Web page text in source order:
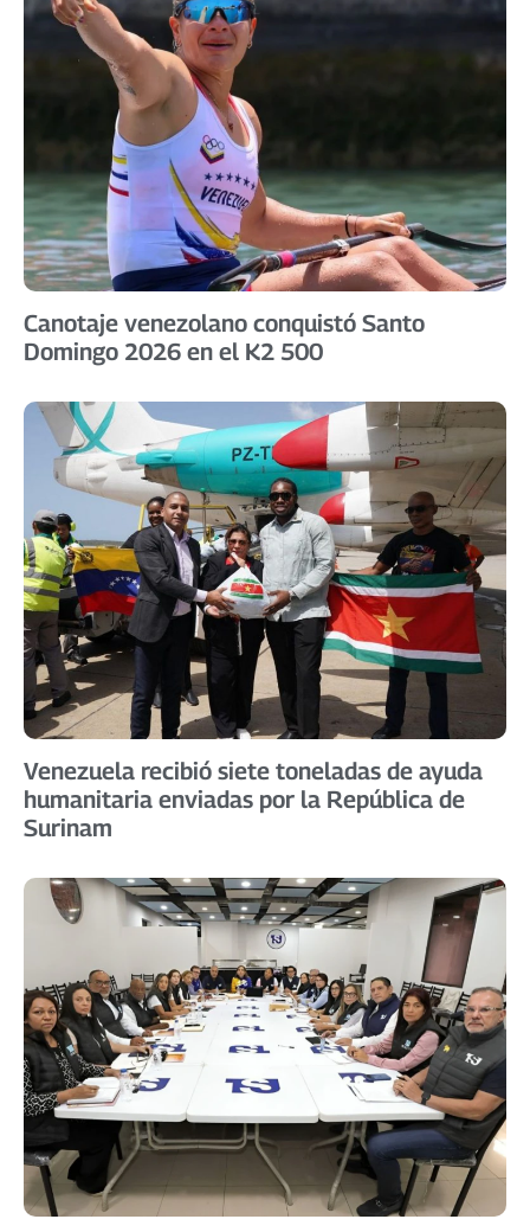
Canotaje venezolano conquistó Santo
Domingo 2026 en el K2 500 ​
Venezuela recibió siete toneladas de ayuda
humanitaria enviadas por la República de
Surinam ​